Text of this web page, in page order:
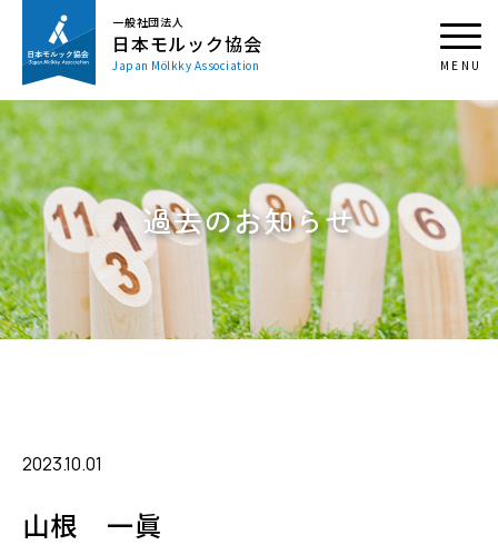
一般社団法人
日本モルック協会
Japan Mölkky Association
過去のお知らせ
2023.10.01
山根 一眞